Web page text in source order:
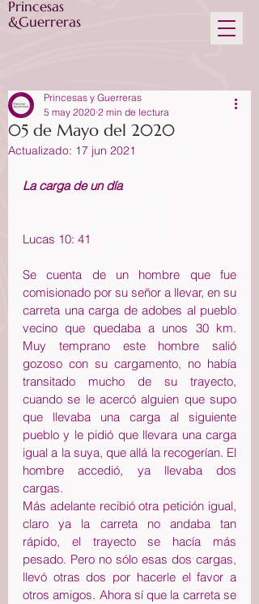
Princesas
&Guerreras
05 de Mayo del 2020
Princesas y Guerreras
5 may 2020 2 min de lectura
Actualizado: 17 jun 2021
La carga de un día
Lucas 10: 41
Se cuenta de un hombre que fue
comisionado por su señor a llevar, en su
carreta una carga de adobes al pueblo
vecino que quedaba a unos 30 km.
Muy temprano este hombre salió
gozoso con su cargamento, no había
transitado mucho de su trayecto,
cuando se le acercó alguien que supo
que llevaba una carga al siguiente
pueblo y le pidió que llevara una carga
igual a la suya, que allá la recogerían. El
hombre accedió, ya llevaba dos
cargas.
Más adelante recibió otra petición igual,
claro ya la carreta no andaba tan
rápido, el trayecto se hacía más
pesado. Pero no sólo esas dos cargas,
llevó otras dos por hacerle el favor a
otros amigos. Ahora sí que la carreta se